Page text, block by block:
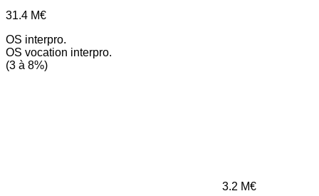
31.4 M€
OS interpro.
OS vocation interpro.
(3 à 8%)
3.2 M€